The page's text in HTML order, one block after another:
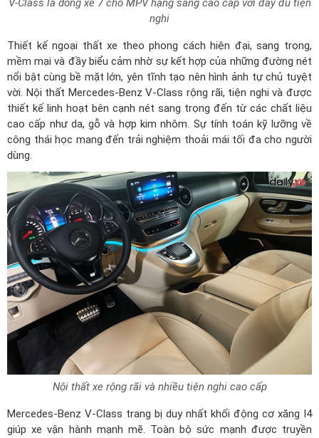
V-Class là dòng xe 7 chỗ MPV hạng sang cao cấp với đầy đủ tiện
nghi
Thiết kế ngoại thất xe theo phong cách hiện đại, sang trọng,
mềm mại và đầy biểu cảm nhờ sự kết hợp của những đường nét
nổi bật cùng bề mặt lớn, yên tĩnh tạo nên hình ảnh tự chủ tuyệt
vời. Nội thất Mercedes-Benz V-Class rộng rãi, tiện nghi và được
thiết kế linh hoạt bên cạnh nét sang trọng đến từ các chất liệu
cao cấp như da, gỗ và hợp kim nhôm. Sự tính toán kỹ lưỡng về
công thái học mang đến trải nghiệm thoải mái tối đa cho người
dùng.
Nội thất xe rộng rãi và nhiều tiện nghi cao cấp
Mercedes-Benz V-Class trang bị duy nhất khối động cơ xăng I4
giúp xe vận hành mạnh mẽ. Toàn bộ sức mạnh được truyền